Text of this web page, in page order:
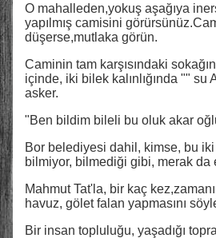
O mahalleden,yokuş aşağıya
yapılmış camisini
düşerse,mutlaka görün.
Caminin tam karşısındaki
içinde, iki bilek kalınlığında ""
asker.
"Ben bildim bileli bu oluk akar
Bor belediyesi dahil, kimse, bu iki
bilmiyor, bilmediği gibi, merak da
Mahmut Tat'la, bir kaç
havuz, gölet falan yapmasını
Bir insan topluluğu, yaşadığı